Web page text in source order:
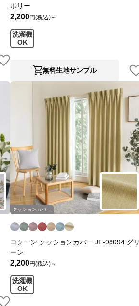
ボリー
2,200円(税込)～
洗濯機
OK
無料生地サンプル
クッションカバー
コクーン クッションカバー JE-98094 グリ
ーン
2,200円(税込)～
洗濯機
OK